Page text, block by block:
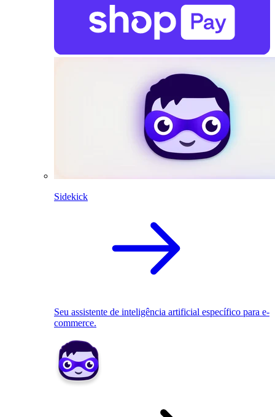
Sidekick
Seu assistente de inteligência artificial específico para e-
commerce.